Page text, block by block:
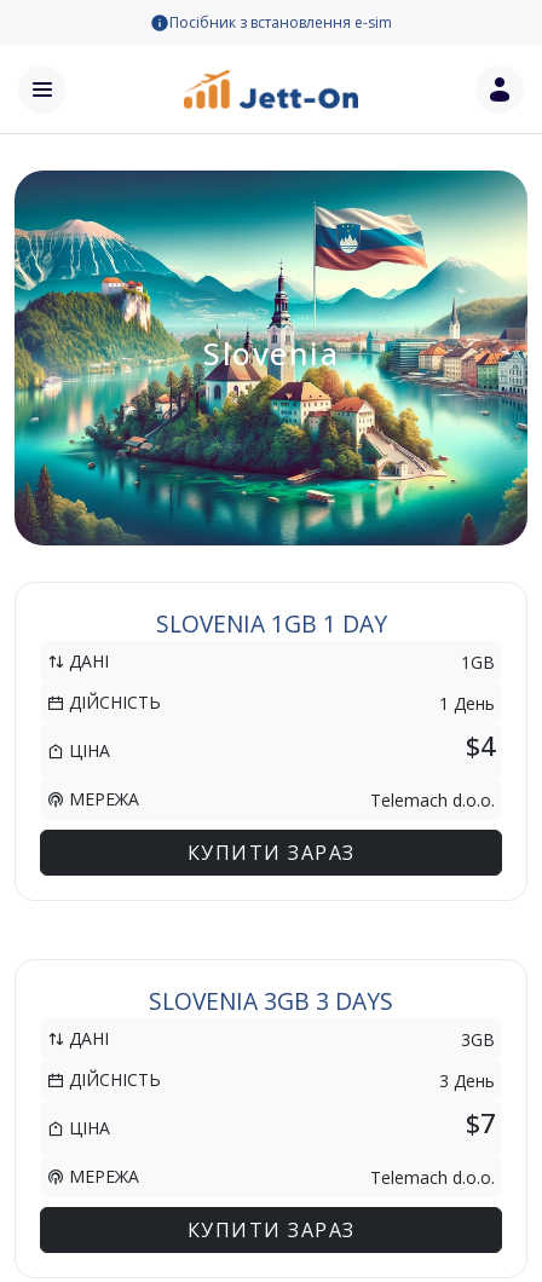
Посібник з встановлення e-sim
Slovenia
SLOVENIA 1GB 1 DAY
ДАНІ
1GB
ДІЙСНІСТЬ
1 День
ЦІНА $4
МЕРЕЖА Telemach d.o.o.
КУПИТИ ЗАРАЗ
SLOVENIA 3GB 3 DAYS
ДАНІ
3GB
ДІЙСНІСТЬ
3 День
ЦІНА $7
МЕРЕЖА Telemach d.o.o.
КУПИТИ ЗАРАЗ